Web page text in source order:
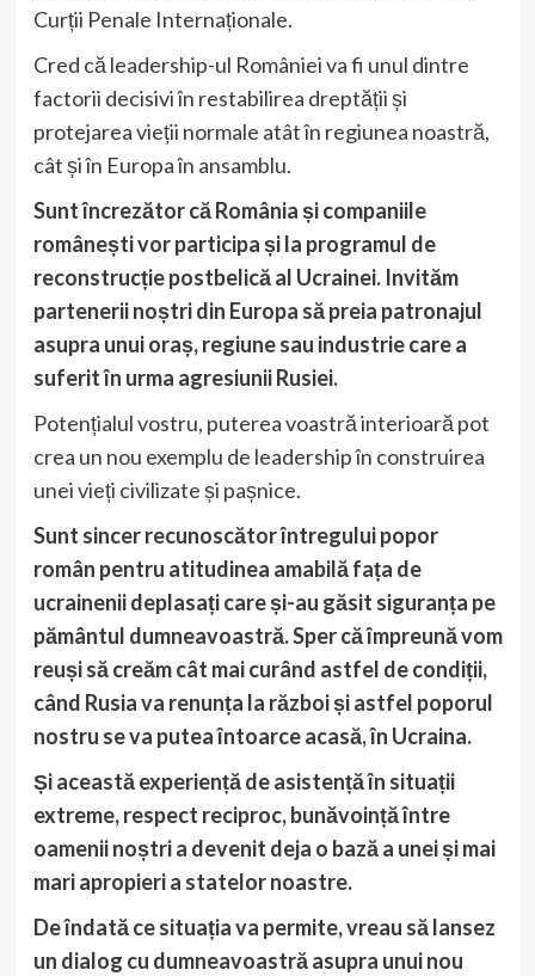
Curții Penale Internaționale.
Cred că leadership-ul României va fi unul dintre
factorii decisivi în restabilirea dreptății și
protejarea vieții normale atât în regiunea noastră,
cât și în Europa în ansamblu.
Sunt încrezător că România și companiile
românești vor participa și la programul de
reconstrucție postbelică al Ucrainei. Invităm
partenerii noștri din Europa să preia patronajul
asupra unui oraș, regiune sau industrie care a
suferit în urma agresiunii Rusiei.
Potențialul vostru, puterea voastră interioară pot
crea un nou exemplu de leadership în construirea
unei vieți civilizate și pașnice.
Sunt sincer recunoscător întregului popor
român pentru atitudinea amabilă fața de
ucrainenii deplasați care și-au găsit siguranța pe
pământul dumneavoastră. Sper că împreună vom
reuși să creăm cât mai curând astfel de condiții,
când Rusia va renunța la război și astfel poporul
nostru se va putea întoarce acasă, în Ucraina.
Și această experiență de asistență în situații
extreme, respect reciproc, bunăvoință între
oamenii noștri a devenit deja o bază a unei și mai
mari apropieri a statelor noastre.
De îndată ce situația va permite, vreau să lansez
un dialog cu dumneavoastră asupra unui nou